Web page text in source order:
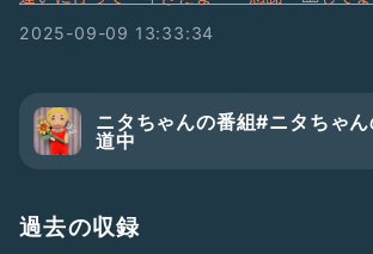
2025-09-09 13:33:34
ニタちゃんの番組#ニタちゃ
道中
過去の収録